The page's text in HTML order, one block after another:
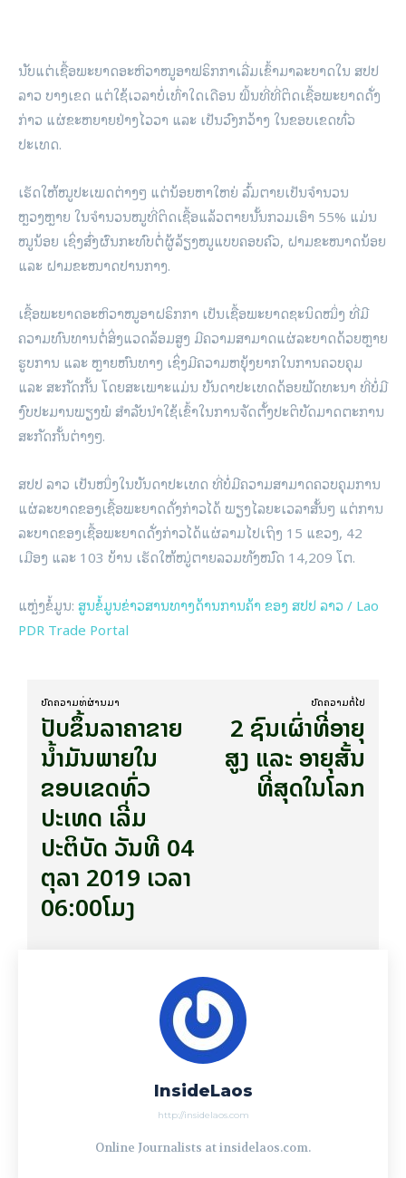
ນັບແຕ່ເຊື້ອພະຍາດອະຫິວາໝູອາຟຣິກກາເລີ່ມເຂົ້າມາລະບາດໃນ ສປປ
ລາວ ບາງເຂດ ແຕ່ໃຊ້ເວລາບໍ່ເທົ່າໃດເດືອນ ພື້ນທີ່ທີ່ຕິດເຊື້ອພະຍາດດັ່ງ
ກ່າວ ແຜ່ຂະຫຍາຍຢ່າງໄວວາ ແລະ ເປັນວົງກວ້າງ ໃນຂອບເຂດທົ່ວ
ປະເທດ.
ເຮັດໃຫ້ໝູປະເພດຕ່າງໆ ແຕ່ນ້ອຍຫາໃຫຍ່ ລົ້ມຕາຍເປັນຈໍານວນ
ຫຼວງຫຼາຍ ໃນຈໍານວນໝູທີ່ຕິດເຊື້ອແລ້ວຕາຍນັ້ນກວມເອົາ 55% ແມ່ນ
ໝູນ້ອຍ ເຊິ່ງສົ່ງຜົນກະທົບຕໍ່ຜູ້ລ້ຽງໝູແບບຄອບຄົວ, ຝາມຂະໜາດນ້ອຍ
ແລະ ຝາມຂະໜາດປານກາງ.
ເຊື້ອພະຍາດອະຫິວາໝູອາຝຣິກກາ ເປັນເຊື້ອພະຍາດຊະນິດໝຶ່ງ ທີ່ມີ
ຄວາມທົນທານຕໍ່ສິ່ງແວດລ້ອມສູງ ມີຄວາມສາມາດແຜ່ລະບາດດ້ວຍຫຼາຍ
ຮູບການ ແລະ ຫຼາຍຫົນທາງ ເຊິ່ງມີຄວາມຫຍຸ້ງຍາກໃນການຄວບຄຸມ
ແລະ ສະກັດກັ້ນ ໂດຍສະເພາະແມ່ນ ບັນດາປະເທດດ້ອຍພັດທະນາ ທີ່ບໍ່ມີ
ງົບປະມານພຽງພໍ ສໍາລັບນໍາໃຊ້ເຂົ້າໃນການຈັດຕັ້ງປະຕິບັດມາດຕະການ
ສະກັດກັ້ນຕ່າງໆ.
ສປປ ລາວ ເປັນໜຶ່ງໃນບັນດາປະເທດ ທີ່ບໍ່ມີຄວາມສາມາດຄວບຄຸມການ
ແຜ່ລະບາດຂອງເຊື້ອພະຍາດດັ່ງກ່າວໄດ້ ພຽງໄລຍະເວລາສັ້ນໆ ແຕ່ການ
ລະບາດຂອງເຊື້ອພະຍາດດັ່ງກ່າວໄດ້ແຜ່ລາມໄປເຖິງ 15 ແຂວງ, 42
ເມືອງ ແລະ 103 ບ້ານ ເຮັດໃຫ້ໝູ່ຕາຍລວມທັງໝົດ 14,209 ໂຕ.
ແຫຼ່ງຂໍ້ມູນ: ສູນຂໍ້ມູນຂ່າວສານທາງດ້ານການຄ້າ ຂອງ ສປປ ລາວ / Lao
PDR Trade Portal
ບົດ​ຄວາມ​ທີ່​ຜ່ານ​ມາ
ປັບຂຶ້ນລາຄາຂາຍ
ນໍ້າມັນພາຍໃນ
ຂອບເຂດທົ່ວ
ປະເທດ ເລີ່ມ
ປະຕິບັດ ວັນທີ 04
ຕຸລາ 2019 ເວລາ
06:00ໂມງ
ບົດ​ຄວາມ​ຕໍ່​ໄປ
2 ຊົນເຜົ່າທີ່ອາຍຸ
ສູງ ແລະ ອາຍຸສັ້ນ
ທີ່ສຸດໃນໂລກ
InsideLaos
http://insidelaos.com
Online Journalists at insidelaos.com.